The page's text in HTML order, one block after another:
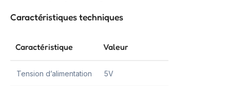
Caractéristiques techniques
Caractéristique Valeur
Tension d’alimentation 5V